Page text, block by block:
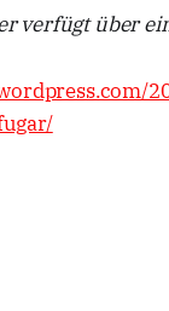
verfügt über